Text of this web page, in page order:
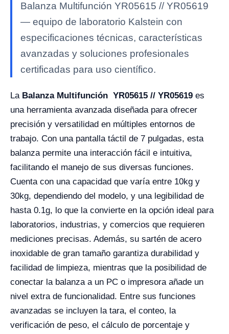
Balanza Multifunción YR05615 // YR05619
— equipo de laboratorio Kalstein con
especificaciones técnicas, características
avanzadas y soluciones profesionales
certificadas para uso científico.
La Balanza Multifunción YR05615 // YR05619 es
una herramienta avanzada diseñada para ofrecer
precisión y versatilidad en múltiples entornos de
trabajo. Con una pantalla táctil de 7 pulgadas, esta
balanza permite una interacción fácil e intuitiva,
facilitando el manejo de sus diversas funciones.
Cuenta con una capacidad que varía entre 10kg y
30kg, dependiendo del modelo, y una legibilidad de
hasta 0.1g, lo que la convierte en la opción ideal para
laboratorios, industrias, y comercios que requieren
mediciones precisas. Además, su sartén de acero
inoxidable de gran tamaño garantiza durabilidad y
facilidad de limpieza, mientras que la posibilidad de
conectar la balanza a un PC o impresora añade un
nivel extra de funcionalidad. Entre sus funciones
avanzadas se incluyen la tara, el conteo, la
verificación de peso, el cálculo de porcentaje y